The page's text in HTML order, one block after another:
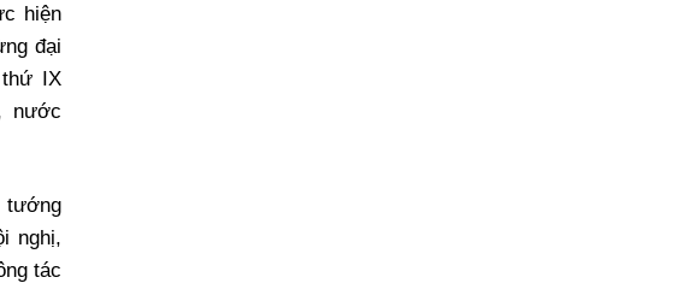
hiện
đại
IX
nước
tướng
nghị,
tác